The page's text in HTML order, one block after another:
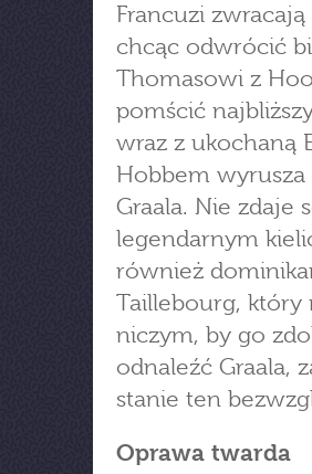
Francuzi
chcąc odwrócić
Thomasowi z
pomścić
wraz z ukochaną
Hobbem
Graala. Nie zdaje
legendarnym
również
Taillebourg, który
niczym, by go
odnaleźć Graala,
stanie ten
Oprawa twarda